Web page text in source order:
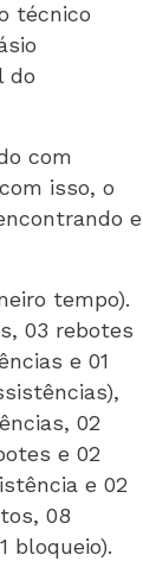
técnico
do
com
isso, o
e
tempo).
03 rebotes
e 01
02
e 02
e 02
08
bloqueio).